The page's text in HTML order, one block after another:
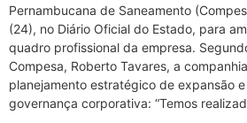
Pernambucana de Saneamento
(24), no Diário Oficial do Estado, para
quadro profissional da empresa.
Compesa, Roberto Tavares, a
planejamento estratégico de expansão
governança corporativa: “Temos